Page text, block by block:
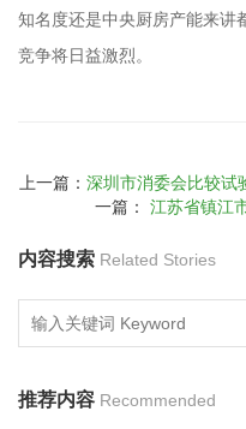
知名度还是中央厨房产能来讲
竞争将日益激烈。
上一篇： 深圳市消委会比较试
一篇： 江苏省镇江
内容搜索 Related Stories
推荐内容 Recommended